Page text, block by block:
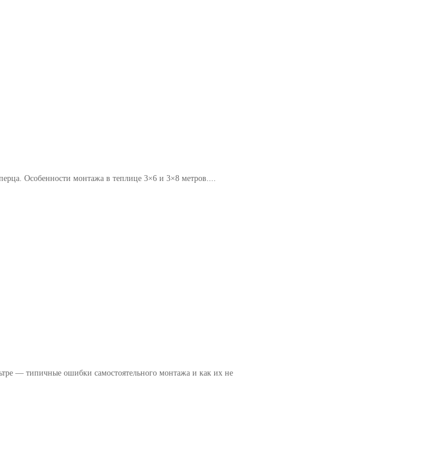
Особенности монтажа в теплице 3×6 и 3×8 метров....
— типичные ошибки самостоятельного монтажа и как их не